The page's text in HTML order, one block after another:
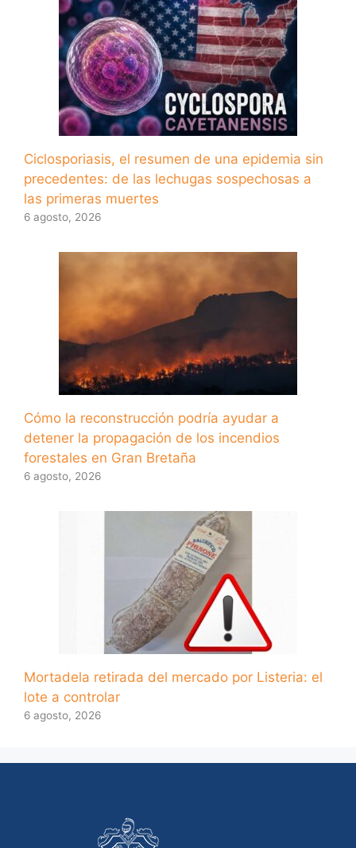
Ciclosporiasis, el resumen de una epidemia sin
precedentes: de las lechugas sospechosas a
las primeras muertes
6 agosto, 2026
Cómo la reconstrucción podría ayudar a
detener la propagación de los incendios
forestales en Gran Bretaña
6 agosto, 2026
Mortadela retirada del mercado por Listeria: el
lote a controlar
6 agosto, 2026